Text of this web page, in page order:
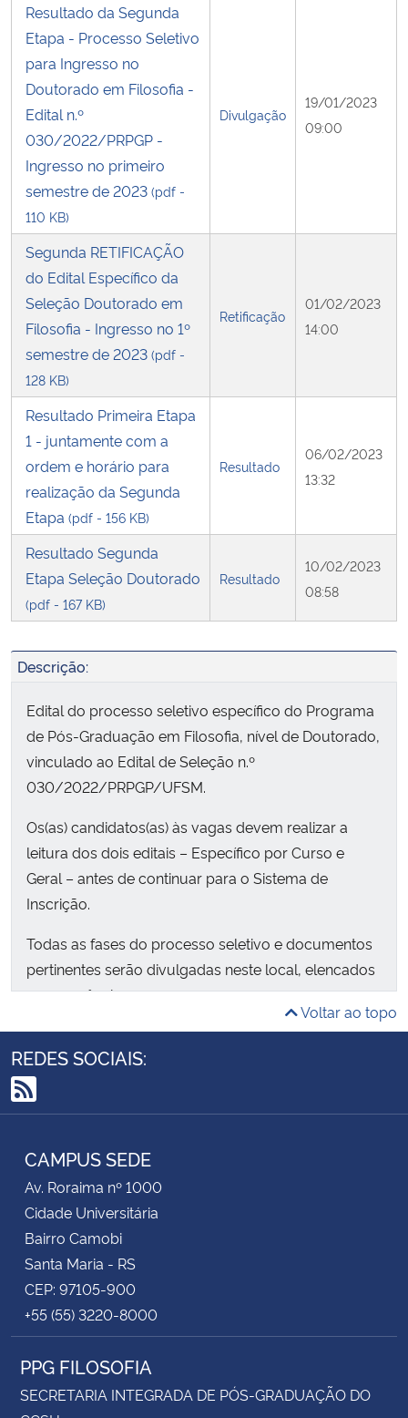
Resultado da Segunda
Etapa - Processo Seletivo
para Ingresso no
Doutorado em Filosofia -
Edital n.º
030/2022/PRPGP -
Ingresso no primeiro
semestre de 2023 (pdf -
110 KB)
Divulgação
19/01/2023
09:00
Segunda RETIFICAÇÃO
do Edital Específico da
Seleção Doutorado em
Filosofia - Ingresso no 1º
semestre de 2023 (pdf -
128 KB)
Retificação
01/02/2023
14:00
Resultado Primeira Etapa
1 - juntamente com a
ordem e horário para
realização da Segunda
Etapa (pdf - 156 KB)
Resultado
06/02/2023
13:32
Resultado Segunda
Etapa Seleção Doutorado
(pdf - 167 KB)
Resultado
10/02/2023
08:58
Descrição:
Edital do processo seletivo específico do Programa
de Pós-Graduação em Filosofia, nível de Doutorado,
vinculado ao Edital de Seleção n.º
030/2022/PRPGP/UFSM.
Os(as) candidatos(as) às vagas devem realizar a
leitura dos dois editais – Específico por Curso e
Geral – antes de continuar para o Sistema de
Inscrição.
Todas as fases do processo seletivo e documentos
pertinentes serão divulgadas neste local, elencados
em sequência.
Voltar ao topo
REDES SOCIAIS:
RSS
CAMPUS SEDE
Av. Roraima nº 1000
Cidade Universitária
Bairro Camobi
Santa Maria - RS
CEP: 97105-900
+55 (55) 3220-8000
PPG FILOSOFIA
SECRETARIA INTEGRADA DE PÓS-GRADUAÇÃO DO